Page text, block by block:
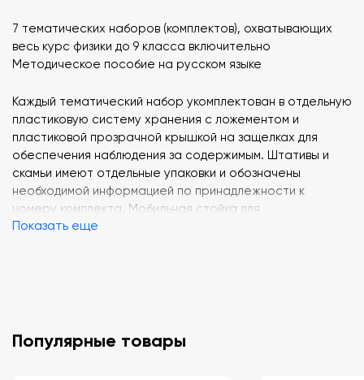
7 тематических наборов (комплектов), охватывающих
весь курс физики до 9 класса включительно
Методическое пособие на русском языке
Каждый тематический набор укомплектован в отдельную
пластиковую систему хранения с ложементом и
пластиковой прозрачной крышкой на защелках для
обеспечения наблюдения за содержимым. Штативы и
скамьи имеют отдельные упаковки и обозначены
необходимой информацией по принадлежности к
номеру комплекта. Мобильная стойка для
одновременного хранения и транспортировки всех
взвешивания 200 грамм)
— Измерительный цилиндр (мензурка) с ПВХ
Показать еще
Популярные товары